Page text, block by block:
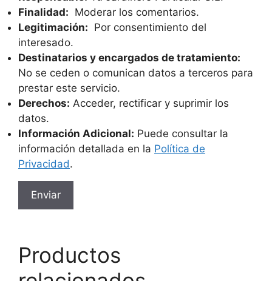
Finalidad: Moderar los comentarios.
Legitimación: Por consentimiento del
interesado.
Destinatarios y encargados de tratamiento:
No se ceden o comunican datos a terceros para
prestar este servicio.
Derechos: Acceder, rectificar y suprimir los
datos.
Información Adicional: Puede consultar la
información detallada en la Política de
Privacidad.
Productos